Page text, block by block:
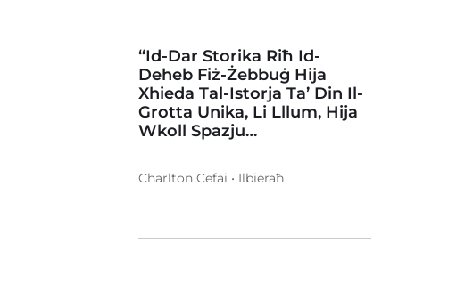
“Id-Dar Storika Riħ Id-
Deheb Fiż-Żebbuġ Hija
Xhieda Tal-Istorja Ta’ Din Il-
Grotta Unika, Li Lllum, Hija
Wkoll Spazju…
Charlton Cefai • Ilbieraħ